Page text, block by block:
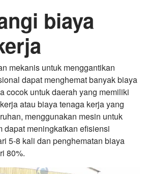
biaya
mekanis untuk menggantikan
dapat menghemat banyak biaya
cocok untuk daerah yang memiliki
atau biaya tenaga kerja yang
menggunakan mesin untuk
dapat meningkatkan efisiensi
5-8 kali dan penghematan biaya
80%.